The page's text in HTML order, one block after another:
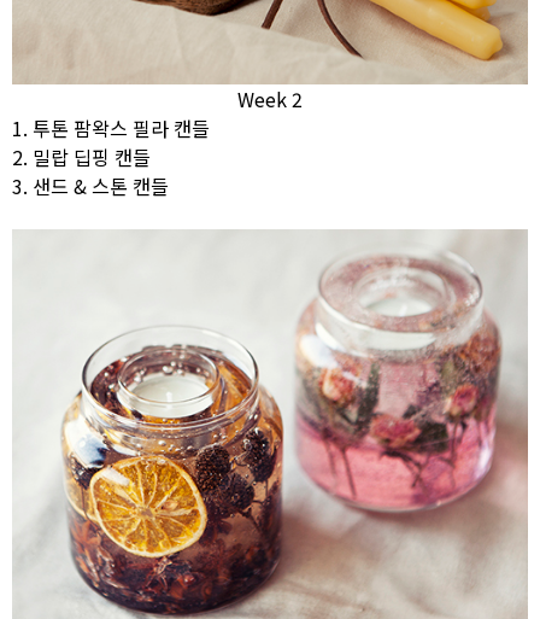
Week 2
1. 투톤 팜왁스 필라 캔들
2. 밀랍 딥핑 캔들
3. 샌드 & 스톤 캔들